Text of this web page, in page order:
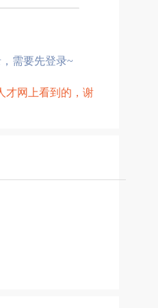
需要先登录~
才网上看到的，谢